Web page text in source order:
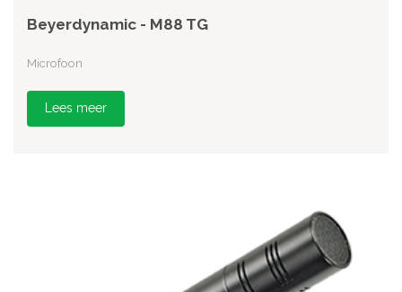
Beyerdynamic - M88 TG
Microfoon
Lees meer